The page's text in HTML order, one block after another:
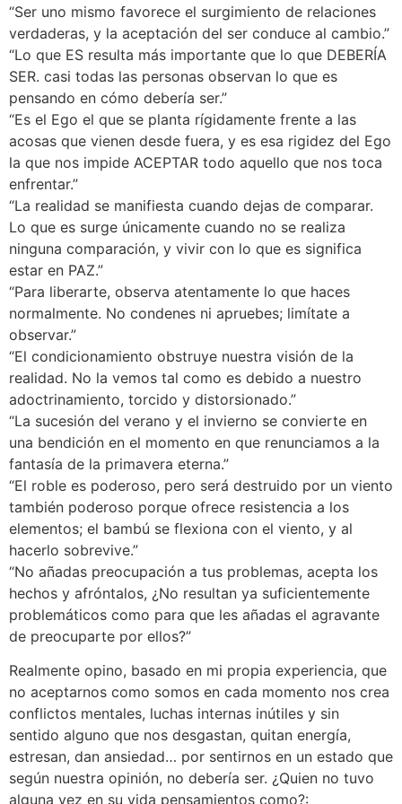
“Ser uno mismo favorece el surgimiento de relaciones
verdaderas, y la aceptación del ser conduce al cambio.”
“Lo que ES resulta más importante que lo que DEBERÍA
SER. casi todas las personas observan lo que es
pensando en cómo debería ser.”
“Es el Ego el que se planta rígidamente frente a las
acosas que vienen desde fuera, y es esa rigidez del Ego
la que nos impide ACEPTAR todo aquello que nos toca
enfrentar.”
“La realidad se manifiesta cuando dejas de comparar.
Lo que es surge únicamente cuando no se realiza
ninguna comparación, y vivir con lo que es significa
estar en PAZ.”
“Para liberarte, observa atentamente lo que haces
normalmente. No condenes ni apruebes; limítate a
observar.”
“El condicionamiento obstruye nuestra visión de la
realidad. No la vemos tal como es debido a nuestro
adoctrinamiento, torcido y distorsionado.”
“La sucesión del verano y el invierno se convierte en
una bendición en el momento en que renunciamos a la
fantasía de la primavera eterna.”
“El roble es poderoso, pero será destruido por un viento
también poderoso porque ofrece resistencia a los
elementos; el bambú se flexiona con el viento, y al
hacerlo sobrevive.”
“No añadas preocupación a tus problemas, acepta los
hechos y afróntalos, ¿No resultan ya suficientemente
problemáticos como para que les añadas el agravante
de preocuparte por ellos?”
Realmente opino, basado en mi propia experiencia, que
no aceptarnos como somos en cada momento nos crea
conflictos mentales, luchas internas inútiles y sin
sentido alguno que nos desgastan, quitan energía,
estresan, dan ansiedad… por sentirnos en un estado que
según nuestra opinión, no debería ser. ¿Quien no tuvo
alguna vez en su vida pensamientos como?: